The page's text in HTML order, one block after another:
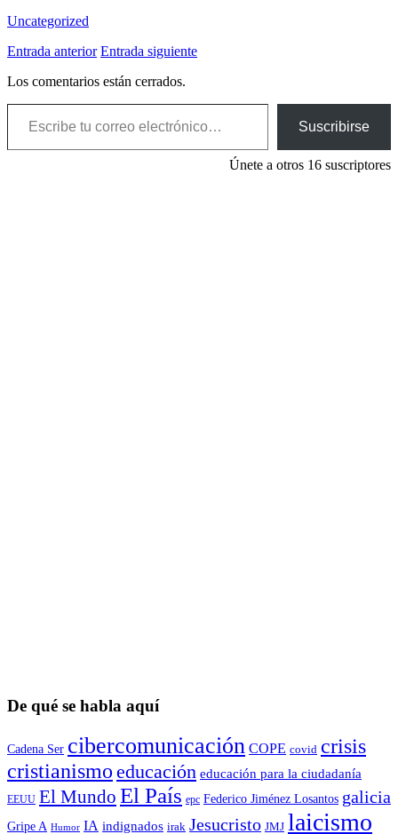
Uncategorized
Entrada anterior Entrada siguiente
Los comentarios están cerrados.
Escribe tu correo electrónico…
Suscribirse
Únete a otros 16 suscriptores
De qué se habla aquí
Cadena Ser cibercomunicación COPE covid crisis
cristianismo educación educación para la ciudadaní­a
EEUU El Mundo El País epc Federico Jiménez Losantos galicia
Gripe A Humor IA indignados irak Jesucristo JMJ laicismo